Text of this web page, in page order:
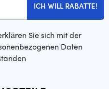
ICH WILL RABATTE!
Sie sich mit der
Daten